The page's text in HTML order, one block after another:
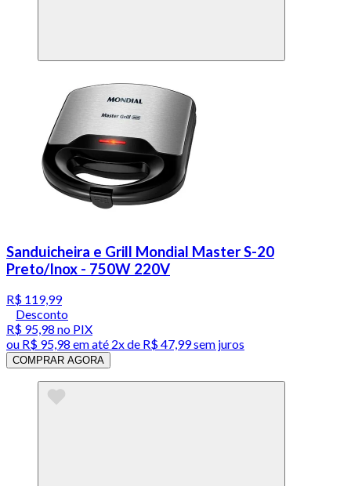
Sanduicheira e Grill Mondial Master S-20
Preto/Inox - 750W 220V
R$ 119,99
Desconto
R$ 95,98 no PIX
ou R$ 95,98 em até 2x de R$ 47,99 sem juros
COMPRAR AGORA